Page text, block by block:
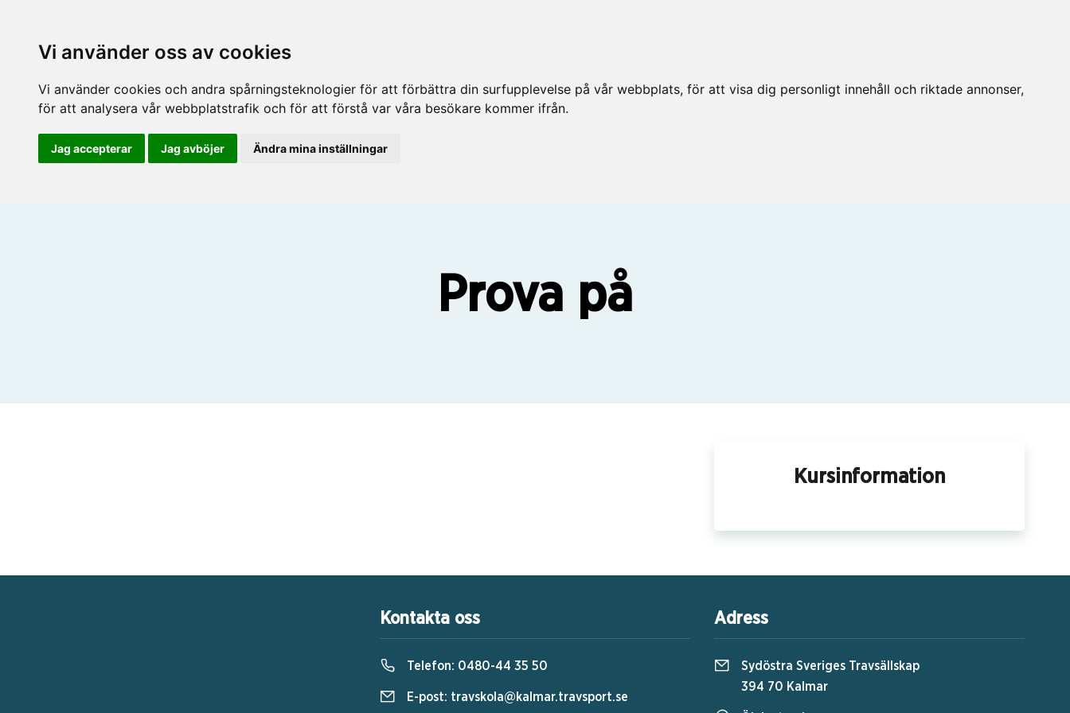
Vi använder oss av cookies
Vi använder cookies och andra spårningsteknologier för att förbättra din surfupplevelse på vår webbplats, för att visa dig personligt innehåll och riktade annonser,
för att analysera vår webbplatstrafik och för att förstå var våra besökare kommer ifrån.
Jag accepterar Jag avböjer Ändra mina inställningar
Prova på
Kursinformation
Kontakta oss
Telefon: 0480-44 35 50
E-post: travskola@kalmar.travsport.se
Adress
Sydöstra Sveriges Travsällskap
394 70 Kalmar